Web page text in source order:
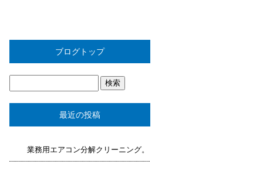
ブログトップ
最近の投稿
業務用エアコン分解クリーニング。